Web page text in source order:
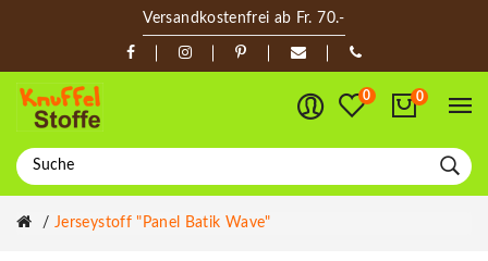
Versandkostenfrei ab Fr. 70.-
0 0
Jerseystoff "Panel Batik Wave"